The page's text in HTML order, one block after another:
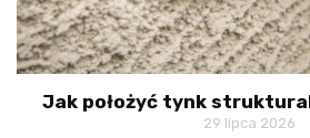
Jak położyć tynk
29 lipca 2026